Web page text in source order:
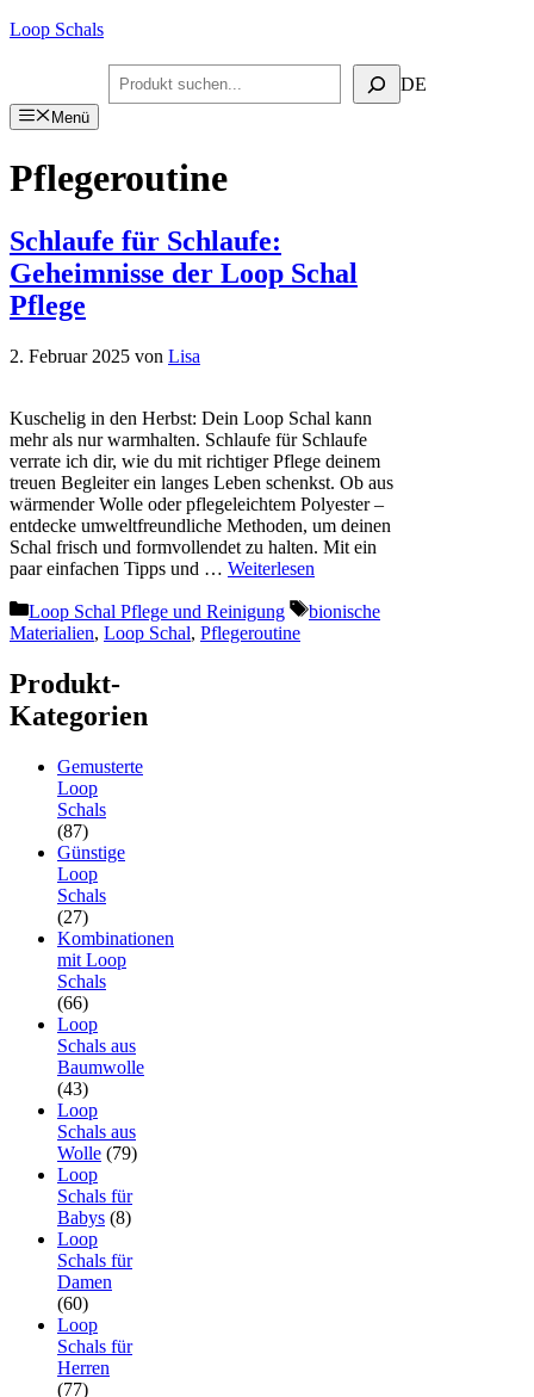
Zum
Loop Schals
Suchen DE
Menü
Pflegeroutine
Schlaufe für Schlaufe:
Geheimnisse der Loop Schal
Pflege
2. Februar 2025 von Lisa
Kuschelig in den Herbst: Dein Loop Schal kann
mehr als nur warmhalten. Schlaufe für Schlaufe
verrate ich dir, wie du mit richtiger Pflege deinem
treuen Begleiter ein langes Leben schenkst. Ob aus
wärmender Wolle oder pflegeleichtem Polyester –
entdecke umweltfreundliche Methoden, um deinen
Schal frisch und formvollendet zu halten. Mit ein
paar einfachen Tipps und … Weiterlesen
Kategorien
Loop Schal Pflege und Reinigung Schlagwörter
bionische
Materialien, Loop Schal, Pflegeroutine
Produkt-
Kategorien
Gemusterte
Loop
Schals
(87)
Günstige
Loop
Schals
(27)
Kombinationen
mit Loop
Schals
(66)
Loop
Schals aus
Baumwolle
(43)
Loop
Schals aus
Wolle (79)
Loop
Schals für
Babys (8)
Loop
Schals für
Damen
(60)
Loop
Schals für
Herren
(77)